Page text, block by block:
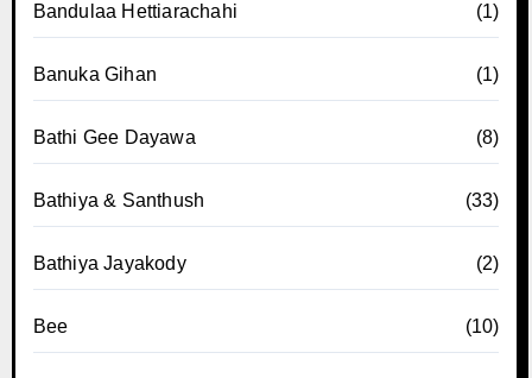
Bandulaa Hettiarachahi (1)
Banuka Gihan (1)
Bathi Gee Dayawa (8)
Bathiya & Santhush (33)
Bathiya Jayakody (2)
Bee (10)